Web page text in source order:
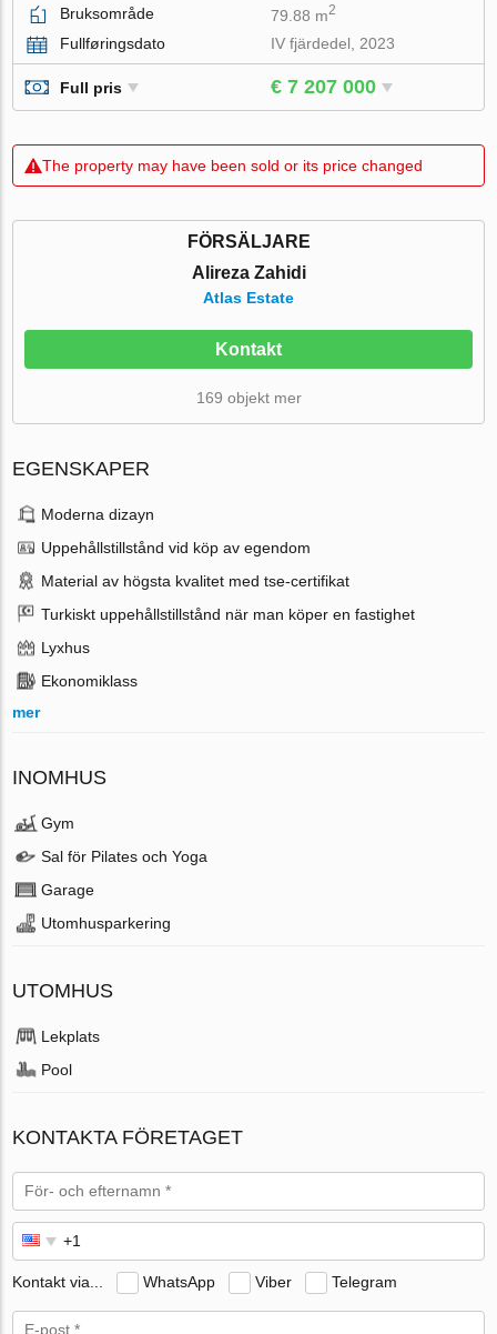
Bruksområde
79.88 m2
Fullføringsdato IV fjärdedel, 2023
Full pris € 7 207 000
The property may have been sold or its price changed
FÖRSÄLJARE
Alireza Zahidi
Atlas Estate
Kontakt
169 objekt mer
EGENSKAPER
Moderna dizayn
Uppehållstillstånd vid köp av egendom
Material av högsta kvalitet med tse-certifikat
Turkiskt uppehållstillstånd när man köper en fastighet
Lyxhus
Ekonomiklass
mer
INOMHUS
Gym
Sal för Pilates och Yoga
Garage
Utomhusparkering
UTOMHUS
Lekplats
Pool
KONTAKTA FÖRETAGET
Kontakt via... WhatsApp Viber Telegram